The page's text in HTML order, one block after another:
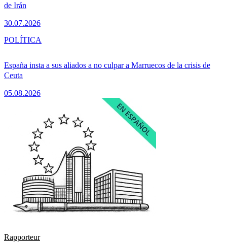
de Irán
30.07.2026
España insta a sus aliados a no culpar a Marruecos de la crisis de
Ceuta
05.08.2026
POLÍTICA
Rapporteur